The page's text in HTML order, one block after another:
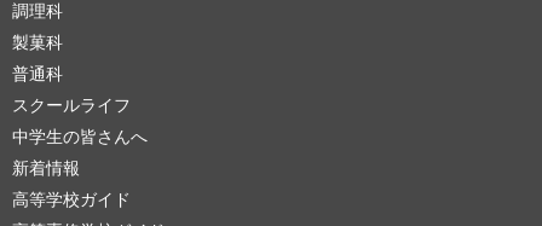
調理科
製菓科
普通科
スクールライフ
中学生の皆さんへ
新着情報
高等学校ガイド